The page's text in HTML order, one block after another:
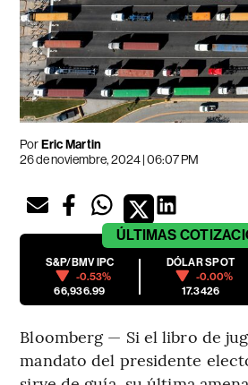
PorEric Martin
26 de noviembre, 2024 | 06:07 PM
ÚLTIMAS
S&P/BMV IPC
-0.53%
66,936.99
DÓLAR SPOT
-0.00%
17.3426
Bloomberg — Si el libro de
mandato del presidente